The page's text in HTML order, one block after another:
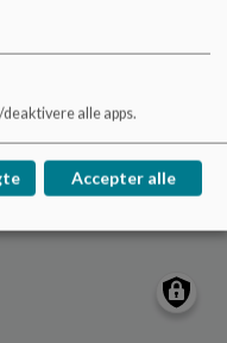
alle apps.
Accepter alle